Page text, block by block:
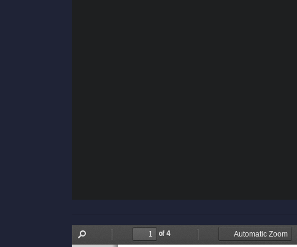
Next
of 4
Zoom